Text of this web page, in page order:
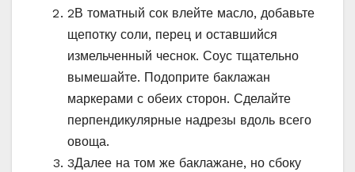
2В томатный сок влейте масло, добавьте
щепотку соли, перец и оставшийся
измельченный чеснок. Соус тщательно
вымешайте. Подоприте баклажан
маркерами с обеих сторон. Сделайте
перпендикулярные надрезы вдоль всего
овоща.
3Далее на том же баклажане, но сбоку